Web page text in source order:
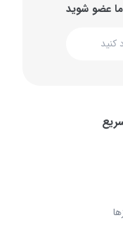
ما عضو شوید